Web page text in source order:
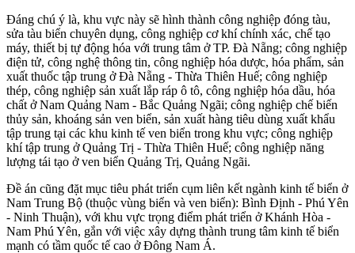
Đáng chú ý là, khu vực này sẽ hình thành công nghiệp đóng tàu,
sửa tàu biển chuyên dụng, công nghiệp cơ khí chính xác, chế tạo
máy, thiết bị tự động hóa với trung tâm ở TP. Đà Nẵng; công nghiệp
điện tử, công nghệ thông tin, công nghiệp hóa dược, hóa phẩm, sản
xuất thuốc tập trung ở Đà Nẵng - Thừa Thiên Huế; công nghiệp
thép, công nghiệp sản xuất lắp ráp ô tô, công nghiệp hóa dầu, hó‌a
chấ‌t ở Nam Quảng Nam - Bắc Quảng Ngãi; công nghiệp chế biến
thủy sản, khoáng sản ven biển, sản xuất hàng tiêu dùng xuất khẩu
tập trung tại các khu kinh tế ven biển trong khu vực; công nghiệp
khí tập trung ở Quảng Trị - Thừa Thiên Huế; công nghiệp năng
lượng tái tạo ở ven biển Quảng Trị, Quảng Ngãi.
Đề án cũng đặt mục tiêu phát triển cụm liên kết ngành kinh tế biển ở
Nam Trung Bộ (thuộc vùng biển và ven biển): Bình Định - Phú Yên
- Ninh Thuận), với khu vực trọng điểm phát triển ở Khánh Hòa -
Nam Phú Yên, gắn với việc xây dựng thành trung tâm kinh tế biển
mạnh có tầm quốc tế cao ở Đông Nam Á.